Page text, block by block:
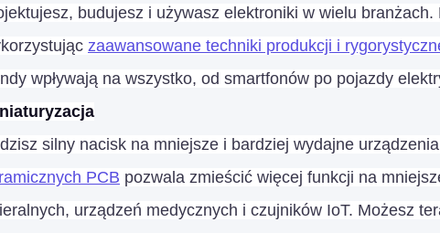
budujesz i używasz elektroniki w wielu branżach.
zaawansowane techniki produkcji i
wpływają na wszystko, od smartfonów po pojazdy
silny nacisk na mniejsze i bardziej wydajne
PCB pozwala zmieścić więcej funkcji na
urządzeń medycznych i czujników IoT. Możesz